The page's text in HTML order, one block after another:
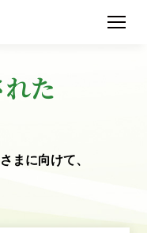
た
まに向けて、